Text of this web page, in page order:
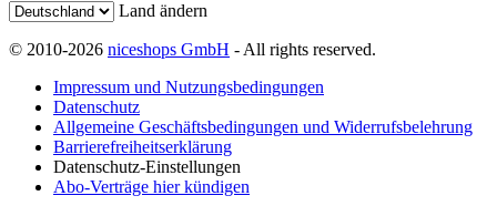
Land ändern
© 2010-2026 niceshops GmbH - All rights reserved.
Impressum und Nutzungsbedingungen
Datenschutz
Allgemeine Geschäftsbedingungen und Widerrufsbelehrung
Barrierefreiheitserklärung
Datenschutz-Einstellungen
Abo-Verträge hier kündigen